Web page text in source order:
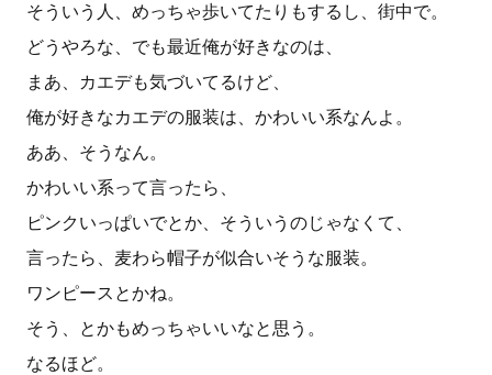
そういう人、めっちゃ歩いてたりもするし、街中で。
どうやろな、でも最近俺が好きなのは、
まあ、カエデも気づいてるけど、
俺が好きなカエデの服装は、かわいい系なんよ。
ああ、そうなん。
かわいい系って言ったら、
ピンクいっぱいでとか、そういうのじゃなくて、
言ったら、麦わら帽子が似合いそうな服装。
ワンピースとかね。
そう、とかもめっちゃいいなと思う。
なるほど。